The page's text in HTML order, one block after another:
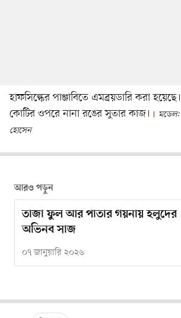
হাফসিল্কের পাঞ্জাবিতে এমব্রয়ডারি করা
কোটির ওপরে নানা রঙের সুতার কাজ।
মডেল:
হোসেন
আরও পড়ুন
তাজা ফুল আর পাতার গয়নায় হলুদের
অভিনব সাজ
০৭ জানুয়ারি ২০২৬